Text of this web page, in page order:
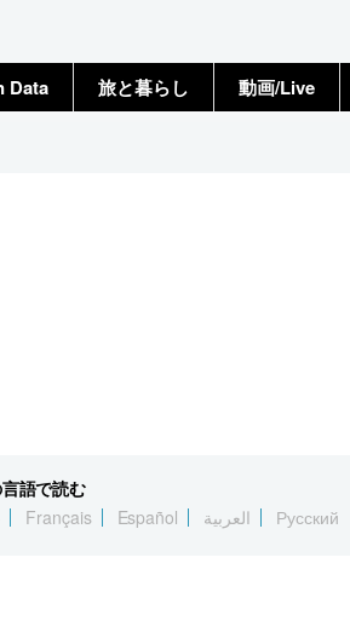
Data 旅と暮らし 動画/Live
語で読む
Français Español العربية Русский